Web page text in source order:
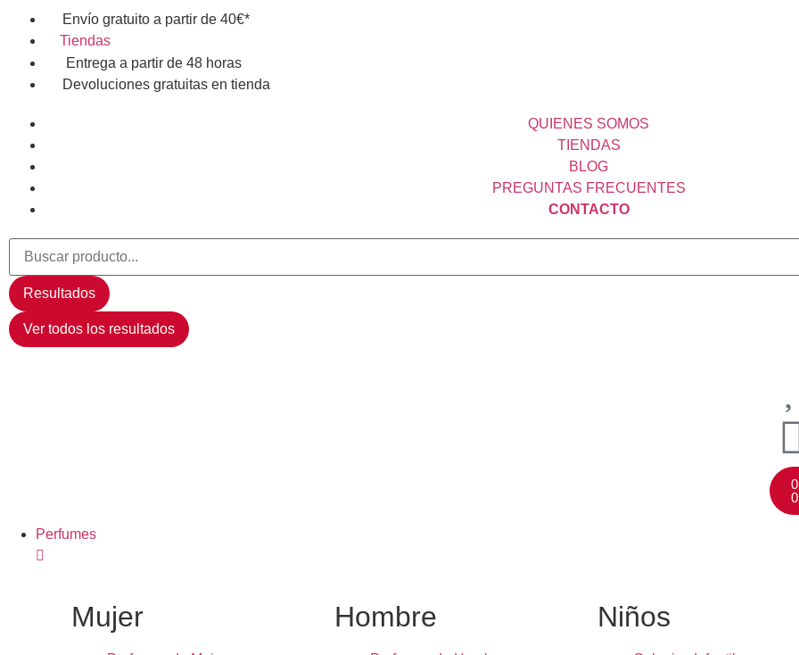
Envío gratuito a partir de 40€*
Tiendas
Entrega a partir de 48 horas
Devoluciones gratuitas en tienda
QUIENES SOMOS
TIENDAS
BLOG
PREGUNTAS FRECUENTES
CONTACTO
Resultados
Ver todos los resultados
0
Perfumes
Mujer Hombre Niños